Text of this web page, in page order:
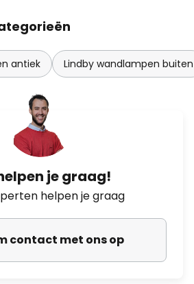
antiek Lindby wandlampen buiten
je graag!
helpen je graag
contact met ons op